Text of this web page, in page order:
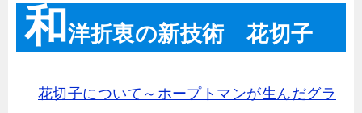
和洋折衷の新技術 花切子
花切子について～ホープトマンが生んだグラ